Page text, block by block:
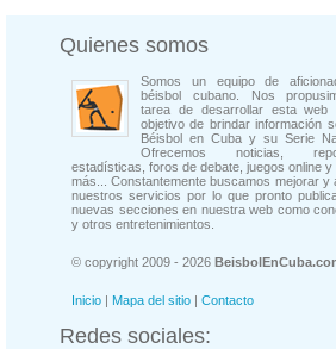
Quienes somos
Somos un equipo de
béisbol cubano. Nos
tarea de desarrollar esta web
objetivo de brindar información
Béisbol en Cuba y su Serie
Ofrecemos noticias,
estadísticas, foros de debate, juegos online y
más... Constantemente buscamos mejorar y
nuestros servicios por lo que pronto
nuevas secciones en nuestra web como
y otros entretenimientos.
© copyright 2009 - 2026
Inicio | Mapa del sitio | Contacto
Redes sociales: